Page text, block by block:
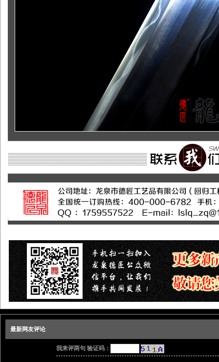
最新网友评论
我来评两句 验证码：